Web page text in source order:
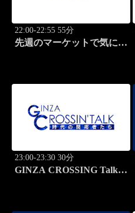
22:00-22:55 55分
先週のマーケットで気にな
23:00-23:30 30分
GINZA CROSSING Talk